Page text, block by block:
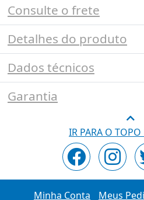
Consulte o frete
Detalhes do produto
Dados técnicos
Garantia
IR PARA O
Minha Conta Meus